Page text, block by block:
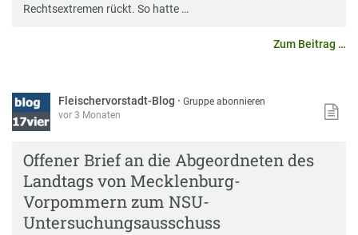
Rechtsextremen rückt. So hatte …
Zum Beitrag …
Fleischervorstadt-Blog ·Gruppe abonnieren
vor 3 Monaten
Offener Brief an die Abgeordneten des
Landtags von Mecklenburg-
Vorpommern zum NSU-
Untersuchungsausschuss